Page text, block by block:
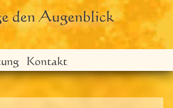
den Augenblick
Kontakt